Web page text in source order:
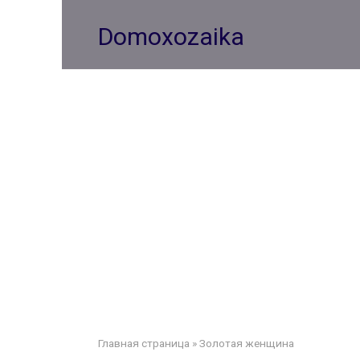
Domoxozaika
Главная страница »Золотая женщина